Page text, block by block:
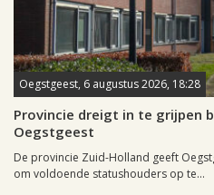
Oegstgeest, 6 augustus 2026, 18:28
Provincie dreigt in te grijpen
Oegstgeest
De provincie Zuid-Holland geeft
om voldoende statushouders op te...